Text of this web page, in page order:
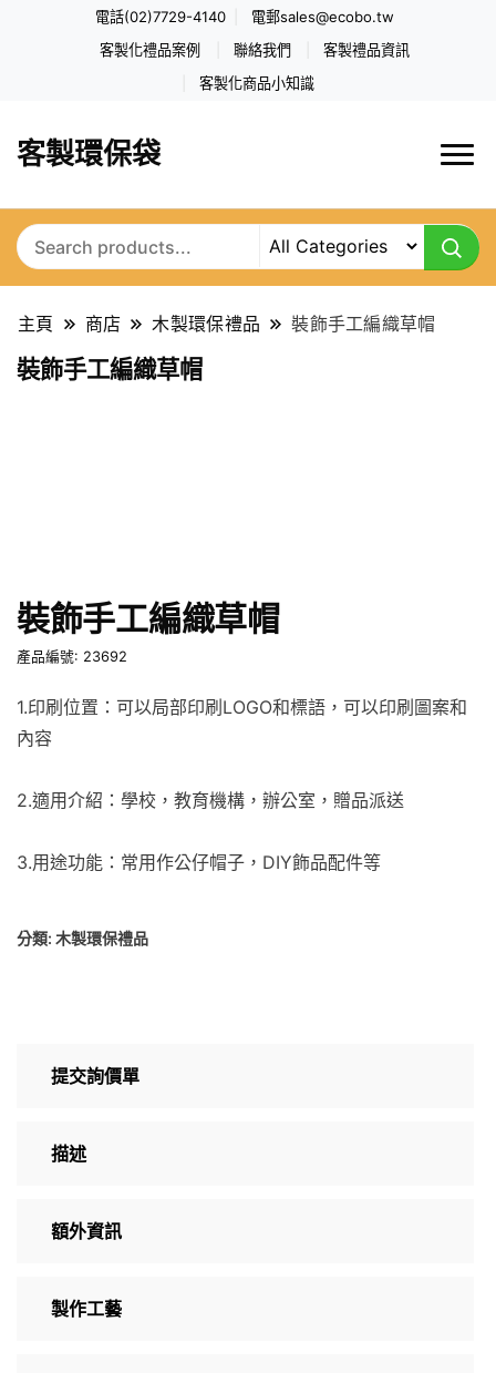
電話(02)7729-4140 電郵sales@ecobo.tw
客製化禮品案例 聯絡我們 客製禮品資訊
客製化商品小知識
客製環保袋
主頁 商店 木製環保禮品 裝飾手工編織草帽
裝飾手工編織草帽
裝飾手工編織草帽
產品編號: 23692
1.印刷位置：可以局部印刷LOGO和標語，可以印刷圖案和
內容
2.適用介紹：學校，教育機構，辦公室，贈品派送
3.用途功能：常用作公仔帽子，DIY飾品配件等
分類: 木製環保禮品
提交詢價單
描述
額外資訊
製作工藝